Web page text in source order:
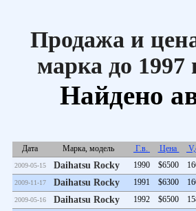
Продажа и
марка до 1997
Найдено
Дата Марка, модель Г.в. Цена
2009-05-15 Daihatsu Rocky 1990 $6500
2009-11-17 Daihatsu Rocky 1991 $6300
2009-05-16 Daihatsu Rocky 1992 $6500